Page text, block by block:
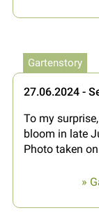
Gartenstory
27.06.2024 -
To my
bloom in late
Photo taken
»